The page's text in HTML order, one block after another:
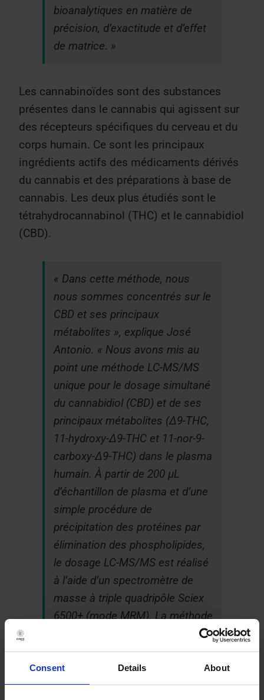
Consent Details About
bioanalytiques en matière de
précision, d’exactitude et d’effet
de matrice. »
Les cannabinoïdes sont des substances
présentes dans le cannabis qui agissent sur
des récepteurs spécifiques du cerveau et du
corps humain. Ce sont les principaux
ingrédients actifs des médicaments dérivés
du cannabis et des préparations à base de
cannabis. Les deux plus étudiés sont le
tétrahydrocannabinol (THC) et le cannabidiol
(CBD).
« Dans cette méthode, nous
nous sommes concentrés sur le
CBD et ses principaux
métabolites », explique José
Antonio. « Nous avons mis au
point une méthode LC-MS/MS
unique pour le dosage simultané
du cannabidiol (CBD) et de ses
principaux métabolites (Δ9-THC,
11-hydroxy-Δ9-THC et 11-nor-9-
carboxy-Δ9-THC) dans le plasma
humain. À partir de 200 µL
d’échantillon de plasma et d’une
simple procédure de
précipitation des protéines par
élimination des phospholipides,
le dosage LC-MS/MS est réalisé
à l’aide d’un spectromètre de
masse à triple quadripôle Sciex
6500+ (mode MRM). La méthode
s’est avérée sélective, linéaire et
conforme aux exigences
bioanalytiques de précision,
d’exactitude et d’effet de